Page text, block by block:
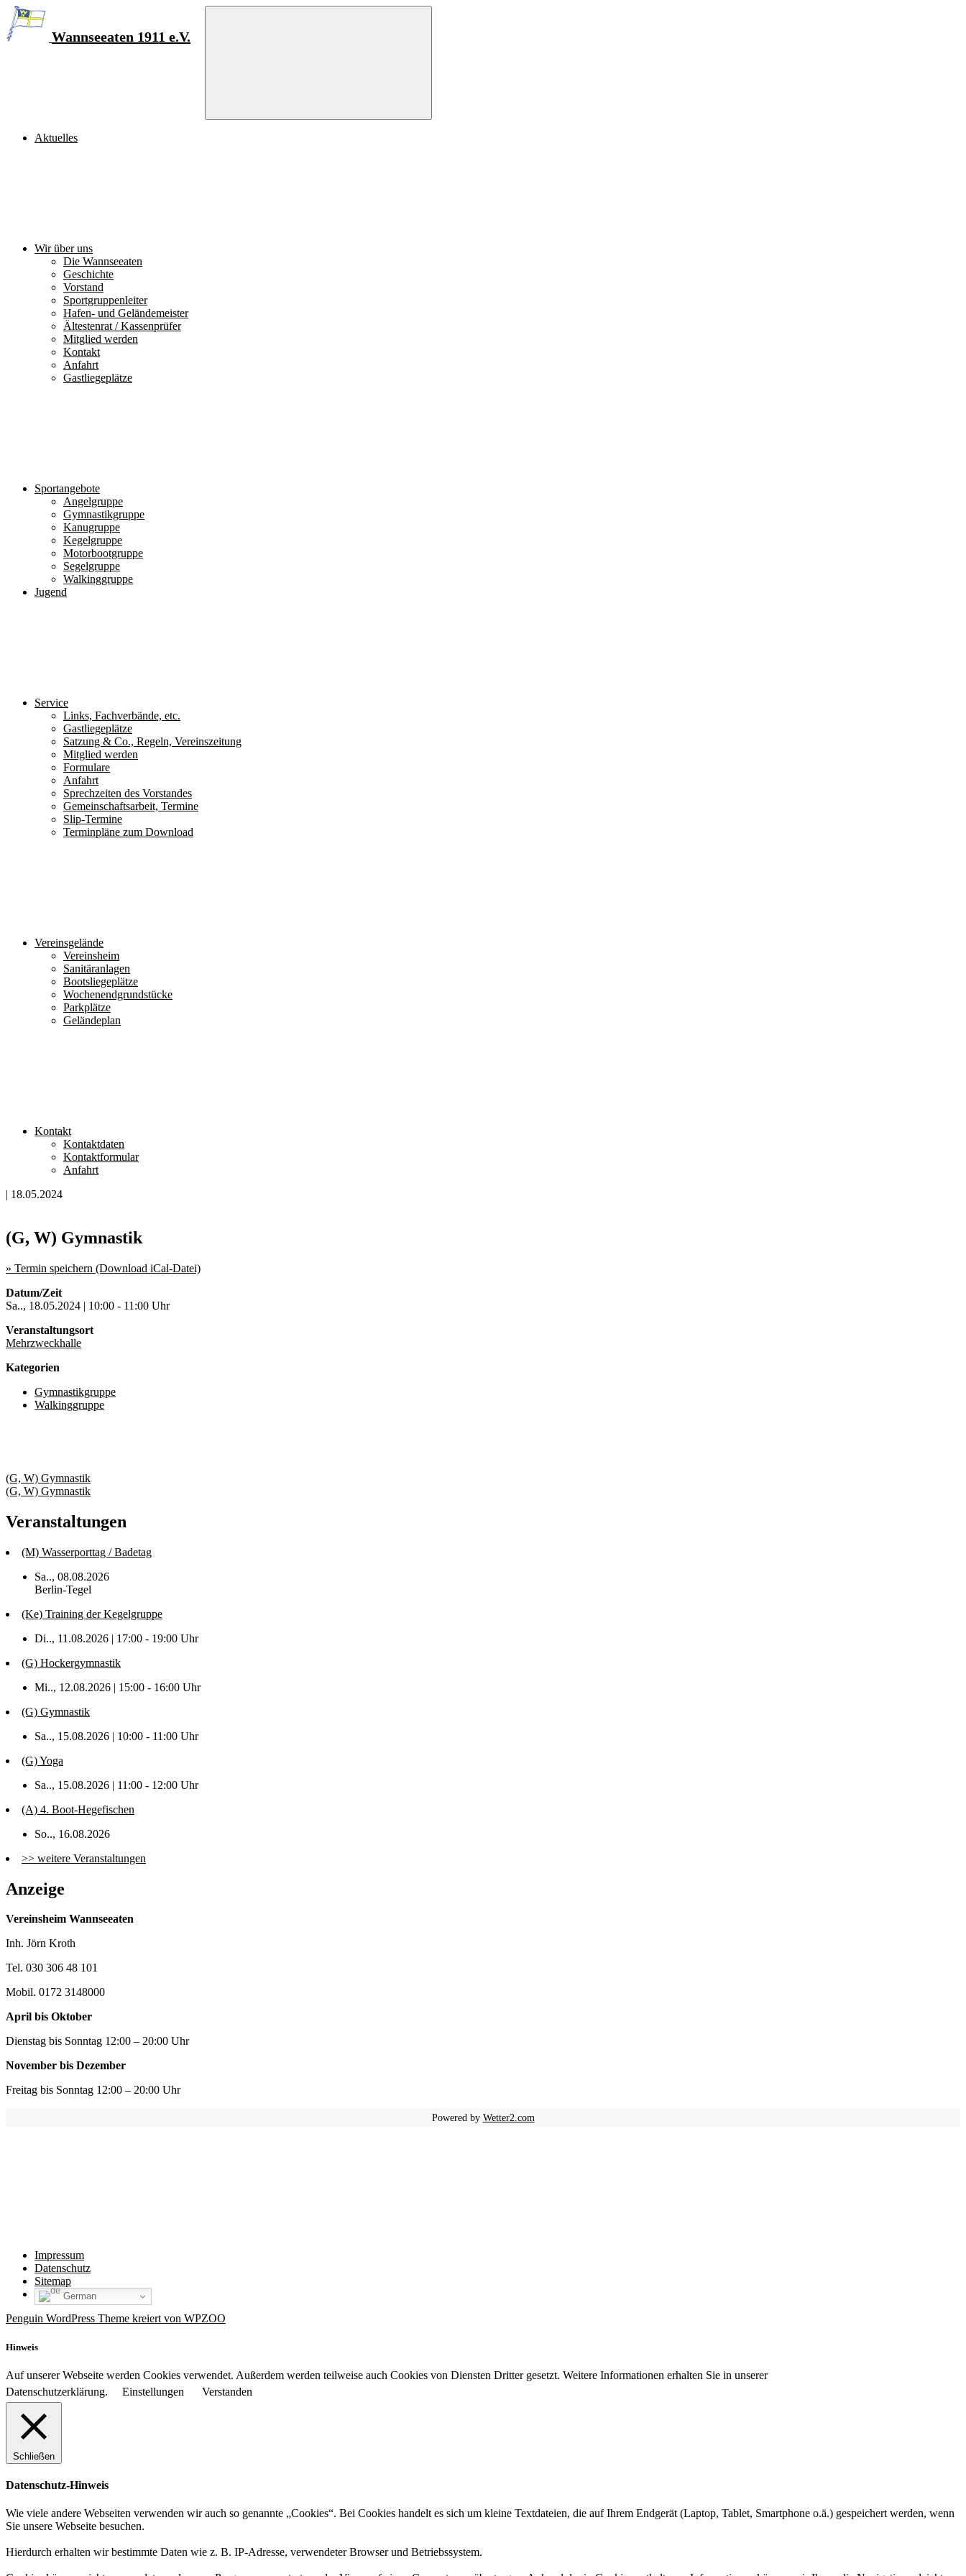
Zum
Inhalt
Wannseeaten 1911 e.V.
Aktuelles
Wir über uns
Die Wannseeaten
Geschichte
Vorstand
Sportgruppenleiter
Hafen- und Geländemeister
Ältestenrat / Kassenprüfer
Mitglied werden
Kontakt
Anfahrt
Gastliegeplätze
Sportangebote
Angelgruppe
Gymnastikgruppe
Kanugruppe
Kegelgruppe
Motorbootgruppe
Segelgruppe
Walkinggruppe
Jugend
Service
Links, Fachverbände, etc.
Gastliegeplätze
Satzung & Co., Regeln, Vereinszeitung
Mitglied werden
Formulare
Anfahrt
Sprechzeiten des Vorstandes
Gemeinschaftsarbeit, Termine
Slip-Termine
Terminpläne zum Download
Vereinsgelände
Vereinsheim
Sanitäranlagen
Bootsliegeplätze
Wochenendgrundstücke
Parkplätze
Geländeplan
Kontakt
Kontaktdaten
Kontaktformular
Anfahrt
| 18.05.2024
(G, W) Gymnastik
» Termin speichern (Download iCal-Datei)
Datum/Zeit
Sa.., 18.05.2024 | 10:00 - 11:00 Uhr
Veranstaltungsort
Mehrzweckhalle
Kategorien
Gymnastikgruppe
Walkinggruppe
Beitragsnavigation
(G, W) Gymnastik
(G, W) Gymnastik
Veranstaltungen
(M) Wasserporttag / Badetag
Sa.., 08.08.2026
Berlin-Tegel
(Ke) Training der Kegelgruppe
Di.., 11.08.2026 | 17:00 - 19:00 Uhr
(G) Hockergymnastik
Mi.., 12.08.2026 | 15:00 - 16:00 Uhr
(G) Gymnastik
Sa.., 15.08.2026 | 10:00 - 11:00 Uhr
(G) Yoga
Sa.., 15.08.2026 | 11:00 - 12:00 Uhr
(A) 4. Boot-Hegefischen
So.., 16.08.2026
>> weitere Veranstaltungen
Anzeige
Vereinsheim Wannseeaten
Inh. Jörn Kroth
Tel. 030 306 48 101
Mobil. 0172 3148000
April bis Oktober
Dienstag bis Sonntag 12:00 – 20:00 Uhr
November bis Dezember
Freitag bis Sonntag 12:00 – 20:00 Uhr
Powered by Wetter2.com
Impressum
Datenschutz
Sitemap
German
Penguin WordPress Theme kreiert von WPZOO
Hinweis
Auf unserer Webseite werden Cookies verwendet. Außerdem werden teilweise auch Cookies von Diensten Dritter gesetzt. Weitere Informationen erhalten Sie in unserer
Datenschutzerklärung.
Einstellungen Verstanden
Schließen
Datenschutz-Hinweis
Wie viele andere Webseiten verwenden wir auch so genannte „Cookies“. Bei Cookies handelt es sich um kleine Textdateien, die auf Ihrem Endgerät (Laptop, Tablet, Smartphone o.ä.) gespeichert werden, wenn
Sie unsere Webseite besuchen.
Hierdurch erhalten wir bestimmte Daten wie z. B. IP-Adresse, verwendeter Browser und Betriebssystem.